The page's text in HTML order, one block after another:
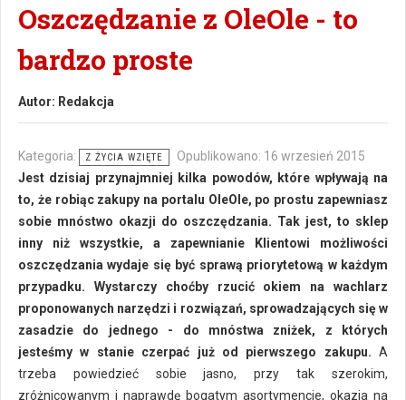
Oszczędzanie z OleOle - to
bardzo proste
Autor: Redakcja
Kategoria: Z ŻYCIA WZIĘTE
Opublikowano: 16 wrzesień 2015
Jest dzisiaj przynajmniej kilka powodów, które wpływają na
to, że robiąc zakupy na portalu OleOle, po prostu zapewniasz
sobie mnóstwo okazji do oszczędzania. Tak jest, to sklep
inny niż wszystkie, a zapewnianie Klientowi możliwości
oszczędzania wydaje się być sprawą priorytetową w każdym
przypadku. Wystarczy choćby rzucić okiem na wachlarz
proponowanych narzędzi i rozwiązań, sprowadzających się w
zasadzie do jednego - do mnóstwa zniżek, z których
jesteśmy w stanie czerpać już od pierwszego zakupu. A
trzeba powiedzieć sobie jasno, przy tak szerokim,
zróżnicowanym i naprawdę bogatym asortymencie, okazja na